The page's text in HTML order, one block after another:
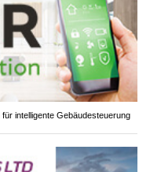
intelligente Gebäudesteuerung